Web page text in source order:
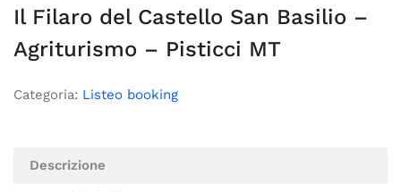
Il Filaro del Castello San Basilio –
Agriturismo – Pisticci MT
Categoria: Listeo booking
Descrizione